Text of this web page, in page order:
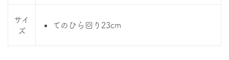
サイ
ズ
てのひら回り23cm